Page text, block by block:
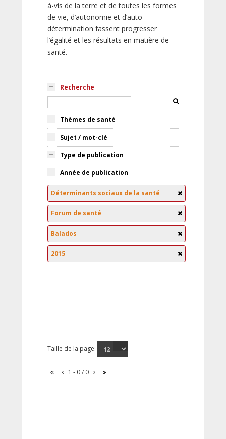
à-vis de la terre et de toutes les formes
de vie, d’autonomie et d’auto-
détermination fassent progresser
l’égalité et les résultats en matière de
santé.
Recherche
Thèmes de santé
Sujet / mot-clé
Type de publication
Année de publication
Déterminants sociaux de la santé
Forum de santé
Balados
2015
Taille de la page:
1 - 0 / 0